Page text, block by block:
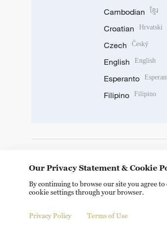
Cambodian ខ្មែរ
Croatian Hrvatski
Czech Český
English English
Esperanto
Filipino Filipino
© China Radio International.CRI. All Rights
Our Privacy Statement & Cookie
By continuing to browse our site you agree
cookie settings through your browser.
Privacy Policy Terms of Use